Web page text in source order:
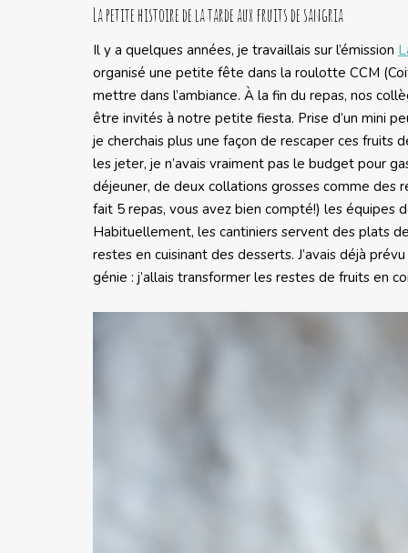
La petite histoire de la tarde aux fruits de sangria
Il y a quelques années, je travaillais sur l’émission
organisé une petite fête dans la roulotte CCM
mettre dans l’ambiance. À la fin du repas, nos
être invités à notre petite fiesta. Prise d’un mini
je cherchais plus une façon de rescaper ces fruits
les jeter, je n’avais vraiment pas le budget pour
déjeuner, de deux collations grosses comme des
fait 5 repas, vous avez bien compté!) les
Habituellement, les cantiniers servent des plats
restes en cuisinant des desserts. J’avais déjà
génie : j’allais transformer les restes de fruits en